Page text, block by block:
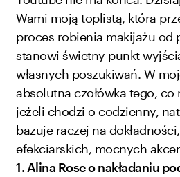
Wami moją toplistą, która
proces robienia makijażu od
stanowi świetny punkt
własnych poszukiwań. W
absolutna czołówka tego, co
jeżeli chodzi o codzienny,
bazuje raczej na
efekciarskich, mocnych
1. Alina Rose o nakładaniu